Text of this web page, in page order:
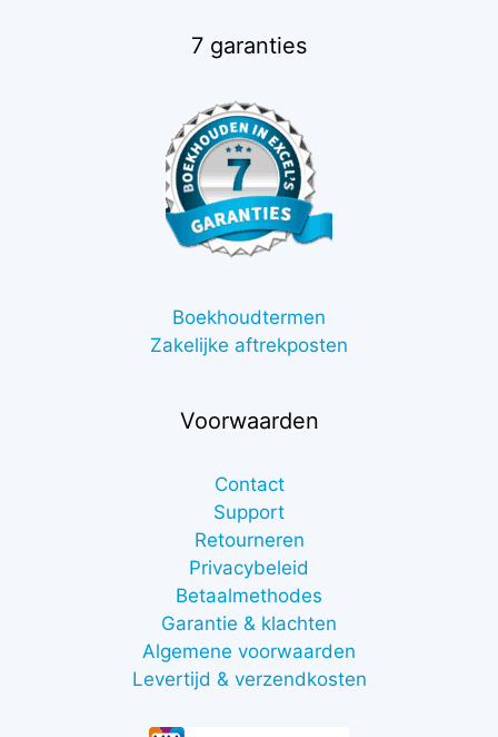
7 garanties
Boekhoudtermen
Zakelijke aftrekposten
Voorwaarden
Contact
Support
Retourneren
Privacybeleid
Betaalmethodes
Garantie & klachten
Algemene voorwaarden
Levertijd & verzendkosten